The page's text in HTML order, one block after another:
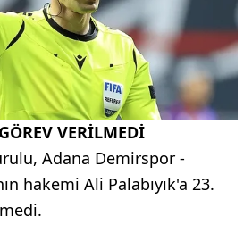
VERİLMEDİ
Adana Demirspor -
hakemi Ali Palabıyık'a 23.